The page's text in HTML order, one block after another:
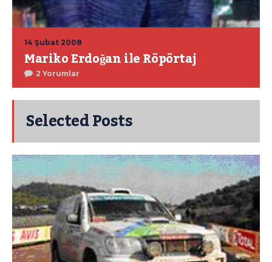
14 Şubat 2008
Mariko Erdoğan ile Röpörtaj
2 Yorumlar
Selected Posts